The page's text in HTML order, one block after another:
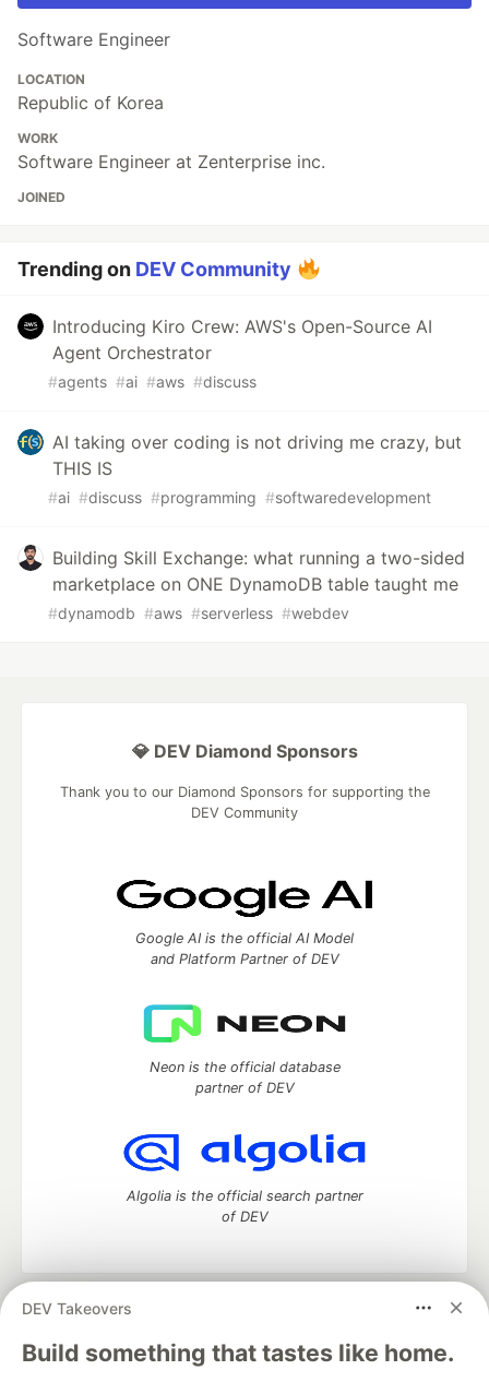
Software Engineer
LOCATION
Republic of Korea
WORK
Software Engineer at Zenterprise inc.
JOINED
Trending on DEV Community
Introducing Kiro Crew: AWS's Open-Source AI
Agent Orchestrator
#agents #ai #aws #discuss
AI taking over coding is not driving me crazy, but
THIS IS
#ai #discuss #programming #softwaredevelopment
Building Skill Exchange: what running a two-sided
marketplace on ONE DynamoDB table taught me
#dynamodb #aws #serverless #webdev
DEV Takeovers
Build something that tastes like home.
💎 DEV Diamond Sponsors
Thank you to our Diamond Sponsors for supporting the
DEV Community
Google AI is the official AI Model
and Platform Partner of DEV
Neon is the official database
partner of DEV
Algolia is the official search partner
of DEV
DEV Community
— A space to discuss and keep up software
development and manage your software career
Home
DEV Challenges DEV++
Videos